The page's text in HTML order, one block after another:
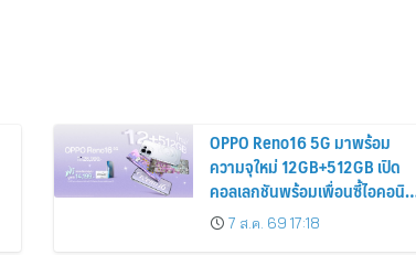
OPPO Reno16 5G มาพร้อม
ความจุใหม่ 12GB+512GB เปิด
คอลเลกชันพร้อมเพื่อนซี้ไอคอนิก
คนล่าสุด Pingu Limited Edition
เติมความน่ารักทุกโมเมนต์ เริ่ม 7
7 ส.ค. 69 17:18